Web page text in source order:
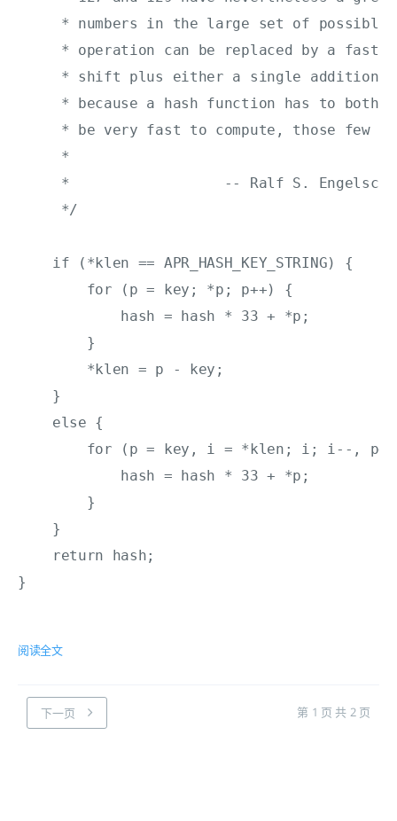
* numbers in the large set of possible
* operation can be replaced by a
* shift plus either a single addition
* because a hash function has to both
* be very fast to compute, those few
     *
*                  -- Ralf S.
     */
    if (*klen == APR_HASH_KEY_STRING) {
        for (p = key; *p; p++) {
            hash = hash * 33 + *p;
        }
        *klen = p - key;
    }
    else {
for (p = key, i = *klen; i; i--,
            hash = hash * 33 + *p;
        }
    }
    return hash;
阅读全文
下一页 第 1 页 共 2 页